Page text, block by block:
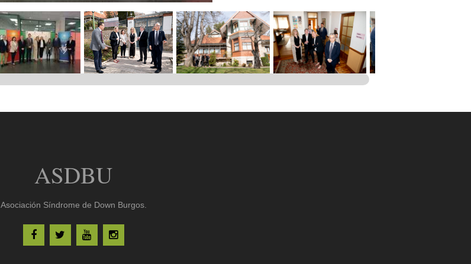
ASDBU
Asociación Síndrome de Down Burgos.